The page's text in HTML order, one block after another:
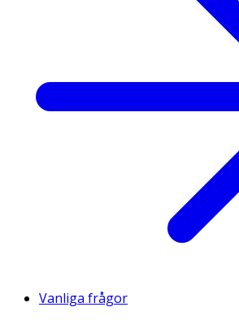
Vanliga frågor